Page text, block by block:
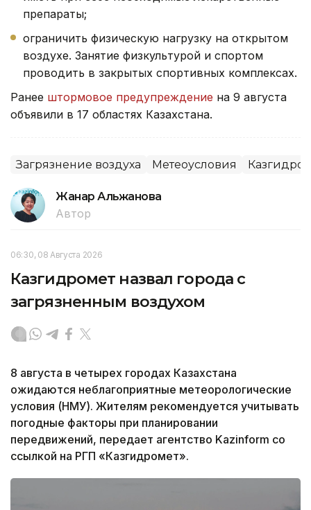
препараты;
ограничить физическую нагрузку на открытом
воздухе. Занятие физкультурой и спортом
проводить в закрытых спортивных комплексах.
Ранее штормовое предупреждение на 9 августа
объявили в 17 областях Казахстана.
Загрязнение воздуха Метеоусловия
Жанар Альжанова
Автор
06:30, 08 Августа 2026
Казгидромет назвал города с
загрязненным воздухом
8 августа в четырех городах Казахстана
ожидаются неблагоприятные метеорологические
условия (НМУ). Жителям рекомендуется учитывать
погодные факторы при планировании
передвижений, передает агентство Kazinform со
ссылкой на РГП «Казгидромет».